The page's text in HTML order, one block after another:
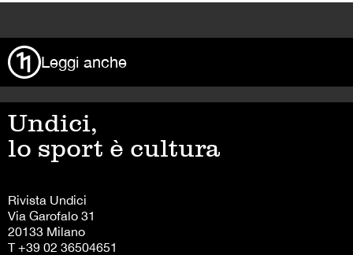
Leggi anche
Undici,
lo sport è cultura
Rivista Undici
Via Garofalo 31
20133 Milano
T +39 02 36504651